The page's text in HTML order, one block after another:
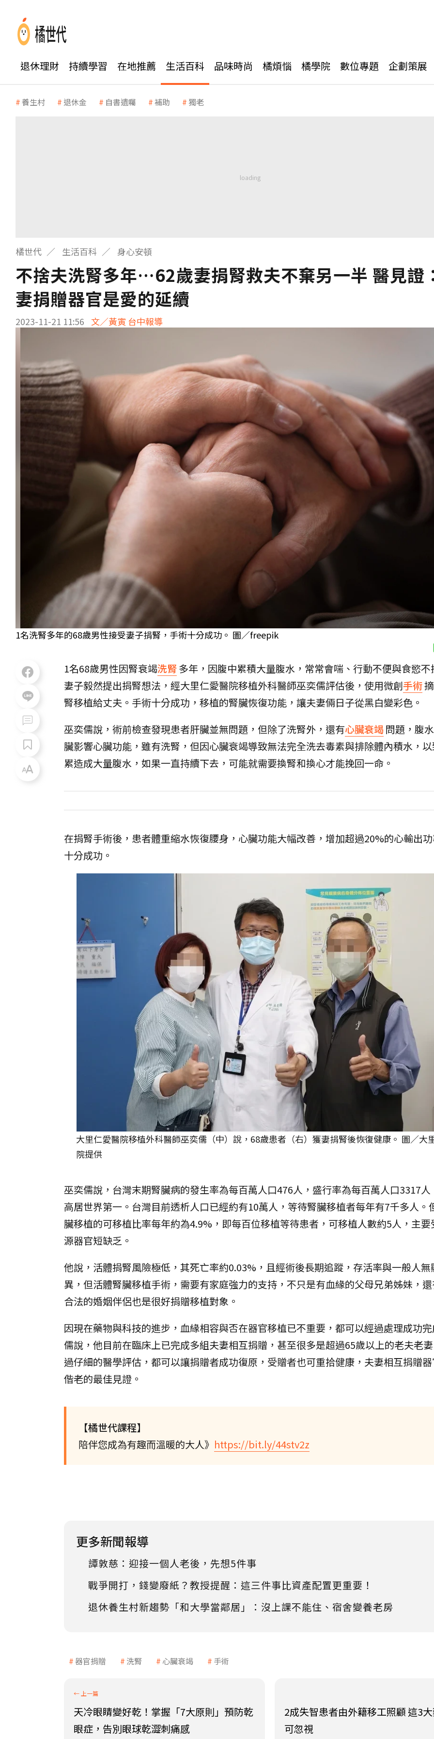
退休理財 持續學習 在地推薦 生活百科 品味時尚 橘煩惱 橘學院 數位專題 企劃策展
養生村 退休金 自書遺囑 補助 獨老
橘世代 生活百科 身心安頓
不捨夫洗腎多年…62歲妻捐腎救夫不棄另一半 醫見證
妻捐贈器官是愛的延續
2023-11-21 11:56 文／黃寅 台中報導
1名洗腎多年的68歲男性接受妻子捐腎，手術十分成功。 圖／freepik
1名68歲男性因腎衰竭洗腎多年，因腹中累積大量腹水，常常會喘、行動不便與食慾不
妻子毅然提出捐腎想法，經大里仁愛醫院移植外科醫師巫奕儒評估後，使用微創手術
腎移植給丈夫。手術十分成功，移植的腎臟恢復功能，讓夫妻倆日子從黑白變彩色。
巫奕儒說，術前檢查發現患者肝臟並無問題，但除了洗腎外，還有心臟衰竭問題，腹
臟影響心臟功能，雖有洗腎，但因心臟衰竭導致無法完全洗去毒素與排除體內積水，
累造成大量腹水，如果一直持續下去，可能就需要換腎和換心才能挽回一命。
在捐腎手術後，患者體重縮水恢復腰身，心臟功能大幅改善，增加超過20%的心輸出
十分成功。
大里仁愛醫院移植外科醫師巫奕儒（中）說，68歲患者（右）獲妻捐腎後恢復健康。 圖／大
院提供
巫奕儒說，台灣末期腎臟病的發生率為每百萬人口476人，盛行率為每百萬人口3317人
高居世界第一。台灣目前透析人口已經約有10萬人，等待腎臟移植者每年有7千多人。
臟移植的可移植比率每年約為4.9%，即每百位移植等待患者，可移植人數約5人，主要
源器官短缺乏。
他說，活體捐腎風險極低，其死亡率約0.03%，且經術後長期追蹤，存活率與一般人無
異，但活體腎臟移植手術，需要有家庭強力的支持，不只是有血緣的父母兄弟姊妹，
合法的婚姻伴侶也是很好捐贈移植對象。
因現在藥物與科技的進步，血緣相容與否在器官移植已不重要，都可以經過處理成功
儒說，他目前在臨床上已完成多組夫妻相互捐贈，甚至很多是超過65歲以上的老夫老
過仔細的醫學評估，都可以讓捐贈者成功復原，受贈者也可重拾健康，夫妻相互捐贈
偕老的最佳見證。
【橘世代課程】
陪伴您成為有趣而溫暖的大人》 https://bit.ly/44stv2z
更多新聞報導
譚敦慈：迎接一個人老後，先想5件事
戰爭開打，錢變廢紙？教授提醒：這三件事比資產配置更重要！
退休養生村新趨勢「和大學當鄰居」：沒上課不能住、宿舍變養老房
器官捐贈 洗腎 心臟衰竭 手術
天冷眼睛變好乾！掌握「7大原則」預防乾
眼症，告別眼球乾澀刺痛感
2成失智患者由外籍移工照顧 這3
可忽視